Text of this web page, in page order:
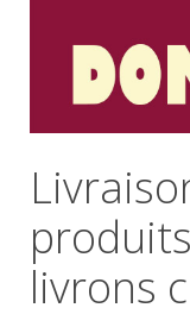
livrons